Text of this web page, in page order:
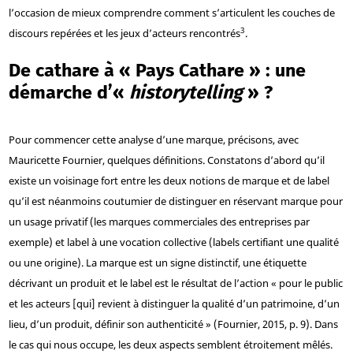
l’occasion de mieux comprendre comment s’articulent les couches de
discours repérées et les jeux d’acteurs rencontrés3.
De cathare à « Pays Cathare » : une
démarche d’« historytelling» ?
Pour commencer cette analyse d’une marque, précisons, avec
Mauricette Fournier, quelques définitions. Constatons d’abord qu’il
existe un voisinage fort entre les deux notions de marque et de label
qu’il est néanmoins coutumier de distinguer en réservant marque pour
un usage privatif (les marques commerciales des entreprises par
exemple) et label à une vocation collective (labels certifiant une qualité
ou une origine). La marque est un signe distinctif, une étiquette
décrivant un produit et le label est le résultat de l’action « pour le public
et les acteurs [qui] revient à distinguer la qualité d’un patrimoine, d’un
lieu, d’un produit, définir son authenticité » (Fournier, 2015, p. 9). Dans
le cas qui nous occupe, les deux aspects semblent étroitement mêlés.